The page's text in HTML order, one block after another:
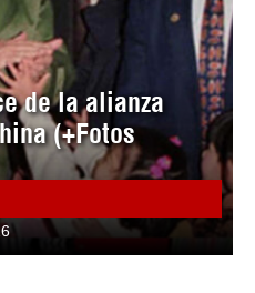
de la alianza
(+Fotos